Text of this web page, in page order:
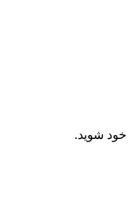
خود شوید.